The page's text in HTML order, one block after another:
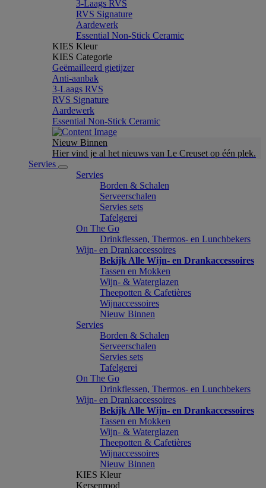
3-Laags RVS
RVS Signature
Aardewerk
Essential Non-Stick Ceramic
KIES Kleur
KIES Categorie
Geëmailleerd gietijzer
Anti-aanbak
3-Laags RVS
RVS Signature
Aardewerk
Essential Non-Stick Ceramic
Nieuw Binnen
Hier vind je al het nieuws van Le Creuset op één plek.
Servies
Servies
Borden & Schalen
Serveerschalen
Servies sets
Tafelgerei
On The Go
Drinkflessen, Thermos- en Lunchbekers
Wijn- en Drankaccessoires
Bekijk Alle Wijn- en Drankaccessoires
Tassen en Mokken
Wijn- & Waterglazen
Theepotten & Cafetières
Wijnaccessoires
Nieuw Binnen
Servies
Borden & Schalen
Serveerschalen
Servies sets
Tafelgerei
On The Go
Drinkflessen, Thermos- en Lunchbekers
Wijn- en Drankaccessoires
Bekijk Alle Wijn- en Drankaccessoires
Tassen en Mokken
Wijn- & Waterglazen
Theepotten & Cafetières
Wijnaccessoires
Nieuw Binnen
KIES Kleur
Kersenrood